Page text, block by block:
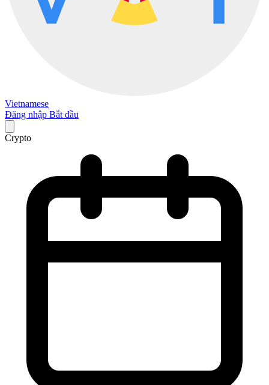
Vietnamese
Đăng nhập Bắt đầu
Crypto